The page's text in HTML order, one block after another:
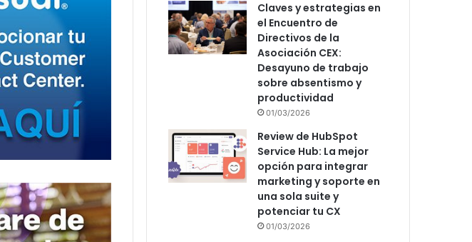
Claves y estrategias en
el Encuentro de
Directivos de la
Asociación CEX:
Desayuno de trabajo
sobre absentismo y
productividad
01/03/2026
Review de HubSpot
Service Hub: La mejor
opción para integrar
marketing y soporte en
una sola suite y
potenciar tu CX
01/03/2026